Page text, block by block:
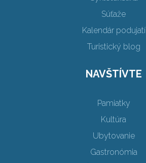
Súťaže
Kalendár podujatí
Turistický blog
NAVŠTÍVTE
Pamiatky
Kultúra
Ubytovanie
Gastronómia